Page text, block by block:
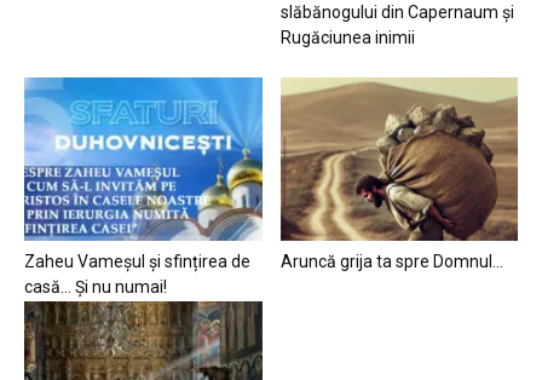
slăbănogului din Capernaum și
Rugăciunea inimii
Zaheu Vameșul și sfințirea de
casă… Și nu numai!
Aruncă grija ta spre Domnul…